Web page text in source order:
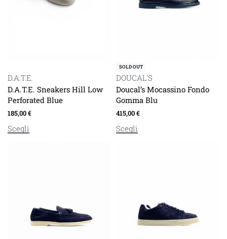
D.A.T.E.
D.A.T.E. Sneakers Hill Low
Perforated Blue
185,00€
Scegli
SOLD OUT
DOUCAL'S
Doucal’s Mocassino Fondo
Gomma Blu
415,00€
Scegli